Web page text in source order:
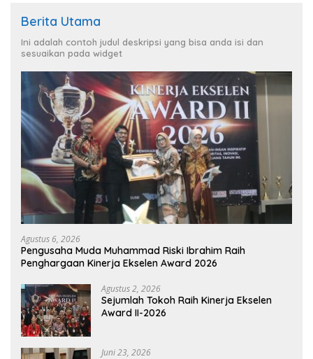
Berita Utama
Ini adalah contoh judul deskripsi yang bisa anda isi dan
sesuaikan pada widget
Agustus 6, 2026
Pengusaha Muda Muhammad Riski Ibrahim Raih
Penghargaan Kinerja Ekselen Award 2026
Agustus 2, 2026
Sejumlah Tokoh Raih Kinerja Ekselen
Award II-2026
Juni 23, 2026